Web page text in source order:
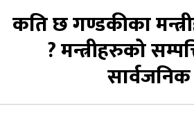
कति छ गण्डकीका
? मन्त्रीहरुको
सार्वजनिक